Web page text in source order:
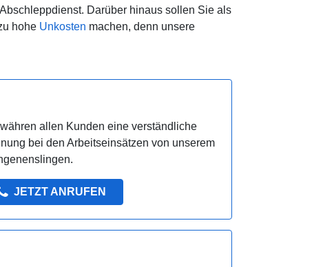
Darüber hinaus sollen Sie als
hohe Unkosten machen, denn unsere
allen Kunden eine verständliche
bei den Arbeitseinsätzen von unserem
JETZT ANRUFEN